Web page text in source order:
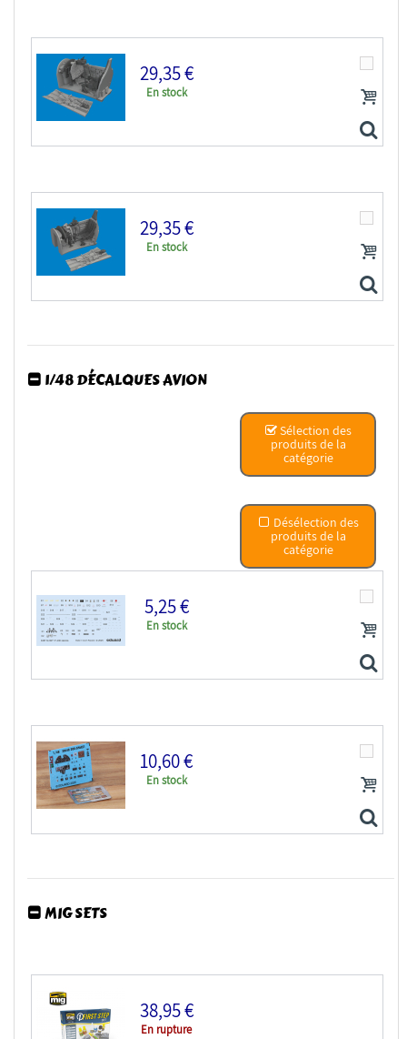
Eduard kit d'amelioration avion Löök+ 644300 P-40E...
29,35 €
En stock
Eduard kit d'amelioration avion brassin Print...
29,35 €
En stock
Eduard kit d'amelioration avion brassin Print...
1/48 DÉCALQUES AVION
Sélection des
produits de la
catégorie
Désélection des
produits de la
catégorie
5,25 €
En stock
Eduard Decalques avion D48119 Marquages / Stencils...
10,60 €
En stock
MIG SETS
38,95 €
En rupture